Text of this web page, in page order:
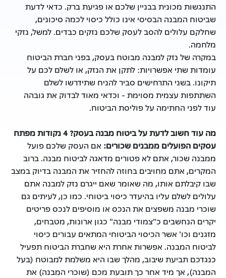
התנגשות מכונית בבניין שלכם או פגיעת ברק. כדאי לדעת
שביטוח המבנה הבסיסי אינו כולל כיסוי לכמה סיכונים,
שחלקם עלולים להסב לעסק שלכם נזקים כבדים. למשל, נזקי
מלחמה.
במקרה של נזק למבנה מבוטח בעסק, בפני חברת הביטוח
עומדות שתי אפשרויות: לתקן את הנזק, או לשלם לכם על
תיקונו. בשני התרחישים סביר להניח שתידרשו לשלם
השתתפות עצמית מסוימת - וכדאי מאוד לבדוק את גובהה
עוד לפני החתימה על פוליסת הביטוח.
מה עוד חשוב לדעת על ביטוח מבנה בעסק? 4 נקודות מפתח
עסקים הפועלים ממבנים שכורים: אם העסק שלכם פועל
ממבנה שכור, אתם לא פטורים מדאגה לביטוח מבנה. ברוב
המקרים, אתם מחויבים בחוזה להחזיר את המבנה בדיוק במצב
שבו קיבלתם אותו, מה שאומר שאם ייגרם נזק למבנה אתם
עלולים לשלם עליו בהיעדר כיסוי ביטוחי. כמו כן, לעיתים גם
שוכרי מבנה משפצים את הנכס או מוסיפים לנכס פריטים
יקרים הנחשבים כ"צמודי מבנה" כגון ארונות, מטבחים,
מזגנים וכו' אשר הכיסוי הביטוחי המתאים עבורים כיסוי
לביטוח המבנה. אפשרות אחרת היא שחברת הביטוח תפעיל
כנגדכם תביעת שיבוב, מהלך שבו היא משלמת למבוטח (בעל
המבנה), אך מיד אחר כך תובעת מכם (שוכרי המבנה) את